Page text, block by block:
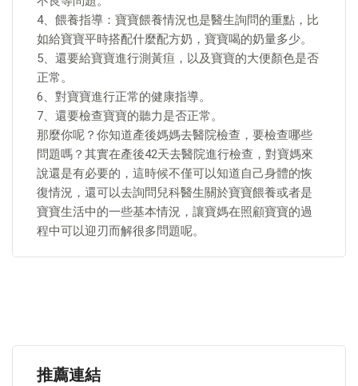
4、餵養指導：寶寶餵養情況也是醫生詢問的重點，比
如給寶寶平時搭配什麼配方奶，寶寶喝的奶量多少。
5、還要給寶寶進行測黃疸，以及寶寶的大便顏色是否
正常。
6、對寶寶進行正常的健康指導。
7、還要檢查寶寶的聽力是否正常。
那麼你呢？你知道產後媽媽去醫院檢查，要檢查哪些
問題嗎？其實在產後42天去醫院進行檢查，對寶媽來
說還是有必要的，這時候不僅可以知道自己身體的恢
復情況，還可以去詢問兒科醫生關於寶寶餵養或者是
寶寶生活中的一些基本情況，讓寶媽在照顧寶寶的過
程中可以迎刃而解很多問題呢。
推薦連結